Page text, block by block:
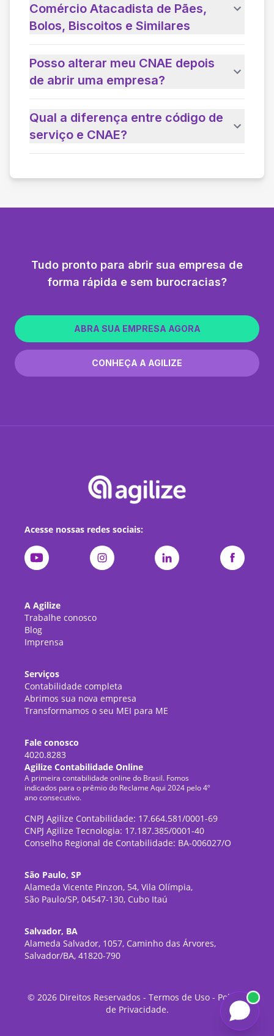
Comércio Atacadista de Pães,
Bolos, Biscoitos e Similares
Posso alterar meu CNAE depois
de abrir uma empresa?
Qual a diferença entre código de
serviço e CNAE?
Tudo pronto para abrir sua empresa de
forma rápida e sem burocracias?
ABRA SUA EMPRESA AGORA
CONHEÇA A AGILIZE
Acesse nossas redes sociais:
A Agilize
Trabalhe conosco
Blog
Imprensa
Serviços
Contabilidade completa
Abrimos sua nova empresa
Transformamos o seu MEI para ME
Fale conosco
4020.8283
Agilize Contabilidade Online
A primeira contabilidade online do Brasil. Fomos
indicados para o prêmio do Reclame Aqui 2024 pelo 4º
ano consecutivo.
CNPJ Agilize Contabilidade: 17.664.581/0001-69
CNPJ Agilize Tecnologia: 17.187.385/0001-40
Conselho Regional de Contabilidade: BA-006027/O
São Paulo, SP
Alameda Vicente Pinzon, 54, Vila Olímpia,
São Paulo/SP, 04547-130, Cubo Itaú
Salvador, BA
Alameda Salvador, 1057, Caminho das Árvores,
Salvador/BA, 41820-790
© 2026Direitos Reservados - Termos de Uso- Política
de Privacidade.